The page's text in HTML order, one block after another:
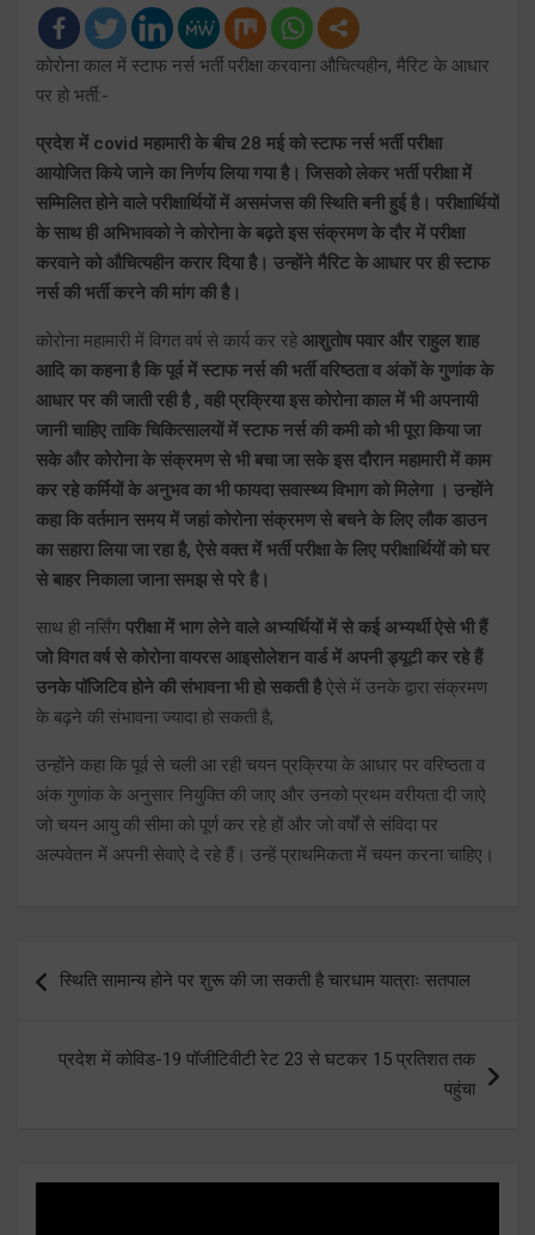
कोरोना काल में स्टाफ नर्स भर्ती परीक्षा करवाना औचित्यहीन, मैरिट के आधार
पर हो भर्ती:-
प्रदेश में covid महामारी के बीच 28 मई को स्टाफ नर्स भर्ती परीक्षा
आयोजित किये जाने का निर्णय लिया गया है। जिसको लेकर भर्ती परीक्षा में
सम्मिलित होने वाले परीक्षार्थियों में असमंजस की स्थिति बनी हुई है। परीक्षार्थियों
के साथ ही अभिभावको ने कोरोना के बढ़ते इस संक्रमण के दौर में परीक्षा
करवाने को औचित्यहीन करार दिया है। उन्होंने मैरिट के आधार पर ही स्टाफ
नर्स की भर्ती करने की मांग की है।
कोरोना महामारी में विगत वर्ष से कार्य कर रहे आशुतोष पवार और राहुल शाह
आदि का कहना है कि पूर्व में स्टाफ नर्स की भर्ती वरिष्ठता व अंकों के गुणांक के
आधार पर की जाती रही है , वही प्रक्रिया इस कोरोना काल में भी अपनायी
जानी चाहिए ताकि चिकित्सालयों में स्टाफ नर्स की कमी को भी पूरा किया जा
सके और कोरोना के संक्रमण से भी बचा जा सके इस दौरान महामारी में काम
कर रहे कर्मियों के अनुभव का भी फायदा सवास्थ्य विभाग को मिलेगा । उन्होंने
कहा कि वर्तमान समय में जहां कोरोना संक्रमण से बचने के लिए लौक डाउन
का सहारा लिया जा रहा है, ऐसे वक्त में भर्ती परीक्षा के लिए परीक्षार्थियों को घर
से बाहर निकाला जाना समझ से परे है।
साथ ही नर्सिंग परीक्षा में भाग लेने वाले अभ्यर्थियों में से कई अभ्यर्थी ऐसे भी हैं
जो विगत वर्ष से कोरोना वायरस आइसोलेशन वार्ड में अपनी ड्यूटी कर रहे हैं
उनके पॉजिटिव होने की संभावना भी हो सकती हैऐसे में उनके द्वारा संक्रमण
के बढ़ने की संभावना ज्यादा हो सकती है,
उन्होंने कहा कि पूर्व से चली आ रही चयन प्रक्रिया के आधार पर वरिष्ठता व
अंक गुणांक के अनुसार नियुक्ति की जाए और उनको प्रथम वरीयता दी जाऐ
जो चयन आयु की सीमा को पूर्ण कर रहे हों और जो वर्षों से संविदा पर
अल्पवेतन में अपनी सेवाऐ दे रहे हैं। उन्हें प्राथमिकता में चयन करना चाहिए।
navigation
स्थिति सामान्य होने पर शुरू की जा सकती है चारधाम यात्राः सतपाल
प्रदेश में कोविड-19 पॉजीटिवीटी रेट 23 से घटकर 15 प्रतिशत तक
पहुंचा